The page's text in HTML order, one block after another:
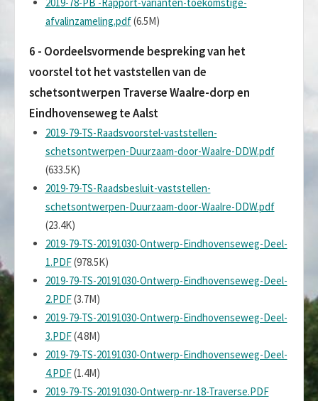
afvalinzameling.pdf(6.5M)
6 - Oordeelsvormende bespreking van het
voorstel tot het vaststellen van de
schetsontwerpen Traverse Waalre-dorp en
Eindhovenseweg te Aalst
2019-79-TS-Raadsvoorstel-vaststellen-
schetsontwerpen-Duurzaam-door-Waalre-DDW.pdf
(633.5K)
2019-79-TS-Raadsbesluit-vaststellen-
schetsontwerpen-Duurzaam-door-Waalre-DDW.pdf
(23.4K)
2019-79-TS-20191030-Ontwerp-Eindhovenseweg-Deel-
1.PDF(978.5K)
2019-79-TS-20191030-Ontwerp-Eindhovenseweg-Deel-
2.PDF(3.7M)
2019-79-TS-20191030-Ontwerp-Eindhovenseweg-Deel-
3.PDF(4.8M)
2019-79-TS-20191030-Ontwerp-Eindhovenseweg-Deel-
4.PDF(1.4M)
2019-79-TS-20191030-Ontwerp-nr-18-Traverse.PDF